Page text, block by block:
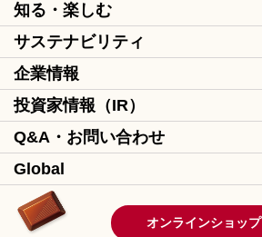
知る・楽しむ
サステナビリティ
企業情報
投資家情報（IR）
Q&A・お問い合わせ
Global
オンラインショップ